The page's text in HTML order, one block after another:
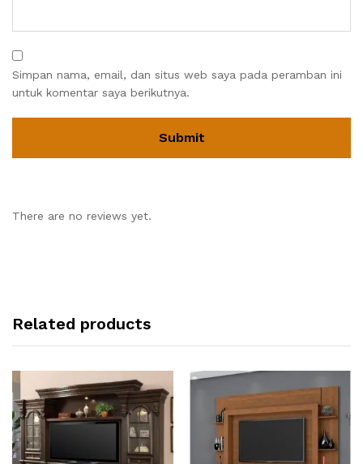
Simpan nama, email, dan situs web saya pada peramban ini
untuk komentar saya berikutnya.
There are no reviews yet.
Related products